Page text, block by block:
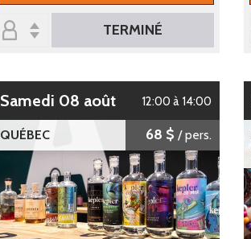
TERMINÉ
samedi 08 août 12:00 à 14:00
QUÉBEC 68 $ / pers.